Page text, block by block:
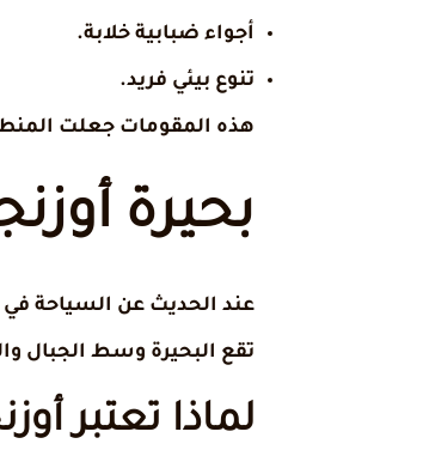
أجواء ضبابية خلابة.
تنوع بيئي فريد.
هذه المقومات جعلت
بحيرة
عند الحديث عن السياحة في
تقع البحيرة وسط الجبال
لماذا تعتبر